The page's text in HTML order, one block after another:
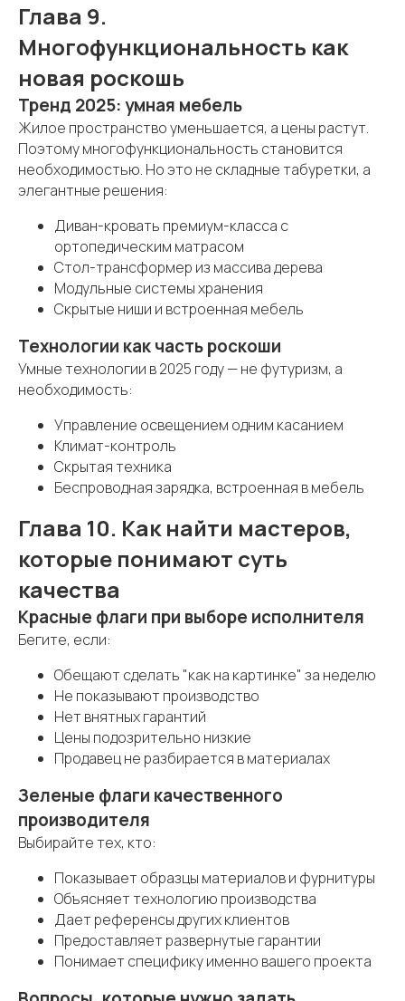
Глава 9.
Многофункциональность как
новая роскошь
Тренд 2025: умная мебель
Жилое пространство уменьшается, а цены растут.
Поэтому многофункциональность становится
необходимостью. Но это не складные табуретки, а
элегантные решения:
Диван-кровать премиум-класса с
ортопедическим матрасом
Стол-трансформер из массива дерева
Модульные системы хранения
Скрытые ниши и встроенная мебель
Технологии как часть роскоши
Умные технологии в 2025 году — не футуризм, а
необходимость:
Управление освещением одним касанием
Климат-контроль
Скрытая техника
Беспроводная зарядка, встроенная в мебель
Глава 10. Как найти мастеров,
которые понимают суть
качества
Красные флаги при выборе исполнителя
Бегите, если:
Обещают сделать "как на картинке" за неделю
Не показывают производство
Нет внятных гарантий
Цены подозрительно низкие
Продавец не разбирается в материалах
Зеленые флаги качественного
производителя
Выбирайте тех, кто:
Показывает образцы материалов и фурнитуры
Объясняет технологию производства
Дает референсы других клиентов
Предоставляет развернутые гарантии
Понимает специфику именно вашего проекта